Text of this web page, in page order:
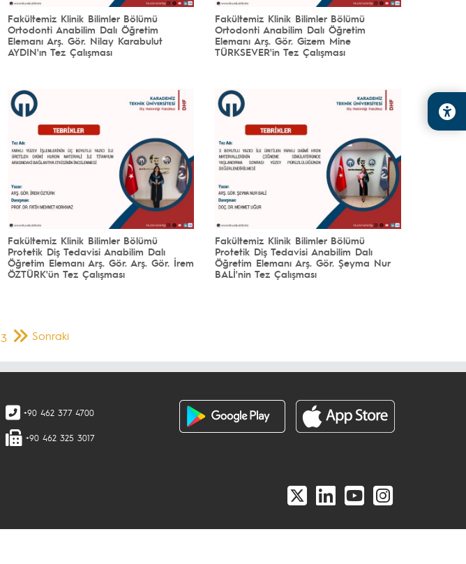
Fakültemiz Klinik Bilimler Bölümü
Ortodonti Anabilim Dalı Öğretim
Elemanı Arş. Gör. Nilay Karabulut
AYDIN'ın Tez Çalışması
Fakültemiz Klinik Bilimler Bölümü
Ortodonti Anabilim Dalı Öğretim
Elemanı Arş. Gör. Gizem Mine
TÜRKSEVER'in Tez Çalışması
Fakültemiz Klinik Bilimler Bölümü
Protetik Diş Tedavisi Anabilim Dalı
Öğretim Elemanı Arş. Gör. Arş. Gör. İrem
ÖZTÜRK'ün Tez Çalışması
Fakültemiz Klinik Bilimler Bölümü
Protetik Diş Tedavisi Anabilim Dalı
Öğretim Elemanı Arş. Gör. Şeyma Nur
BALİ'nin Tez Çalışması
3 Sonraki
+90 462 377 4700
+90 462 325 3017